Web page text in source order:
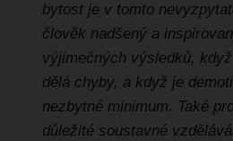
bytost je v tomto
člověk nadšený a
výjimečných výsledků,
dělá chyby, a když je
nezbytné minimum. Také
důležité soustavné